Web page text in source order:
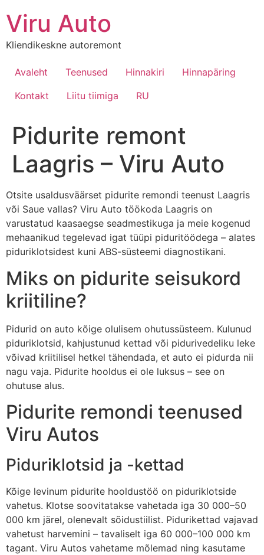
Viru Auto
Kliendikeskne autoremont
Avaleht Teenused Hinnakiri
Hinnapäring
Kontakt
Liitu tiimiga RU
Pidurite remont
Laagris – Viru Auto
Otsite usaldusväärset pidurite remondi teenust Laagris
või Saue vallas? Viru Auto töökoda Laagris on
varustatud kaasaegse seadmestikuga ja meie kogenud
mehaanikud tegelevad igat tüüpi piduritöödega – alates
piduriklotsidest kuni ABS-süsteemi diagnostikani.
Miks on pidurite seisukord
kriitiline?
Pidurid on auto kõige olulisem ohutussüsteem. Kulunud
piduriklotsid, kahjustunud kettad või pidurivedeliku leke
võivad kriitilisel hetkel tähendada, et auto ei pidurda nii
nagu vaja. Pidurite hooldus ei ole luksus – see on
ohutuse alus.
Pidurite remondi teenused
Viru Autos
Piduriklotsid ja -kettad
Kõige levinum pidurite hooldustöö on piduriklotside
vahetus. Klotse soovitatakse vahetada iga 30 000–50
000 km järel, olenevalt sõidustiilist. Pidurikettad vajavad
vahetust harvemini – tavaliselt iga 60 000–100 000 km
tagant. Viru Autos vahetame mõlemad ning kasutame